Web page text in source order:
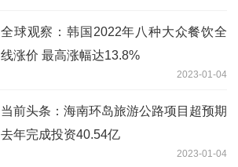
全球观察：韩国2022年八种大众餐饮全
线涨价 最高涨幅达13.8%
2023-01-04
当前头条：海南环岛旅游公路项目超预期
去年完成投资40.54亿
2023-01-04